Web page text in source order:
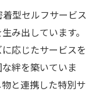
型セルフサービス
み出しています。
応じたサービスを
絆を築いていま
と連携した特別サ